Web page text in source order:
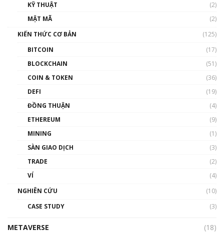
00:43:47
như thể nào?
00:39:31
Phổ cập Blockchain
thống & Crypto qua các cuộc chiến | Phổ cập
KỸ THUẬT
(2)
MẬT MÃ
(2)
KIẾN THỨC CƠ BẢN
(125)
BITCOIN
(17)
BLOCKCHAIN
(51)
COIN & TOKEN
(36)
DEFI
(19)
ĐỒNG THUẬN
(4)
ETHEREUM
(9)
MINING
(1)
SÀN GIAO DỊCH
(3)
TRADE
(2)
VÍ
(4)
NGHIÊN CỨU
(10)
CASE STUDY
(3)
METAVERSE
(18)